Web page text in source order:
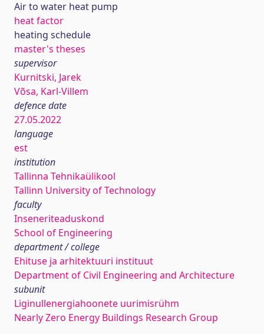
Air to water heat pump
heat factor
heating schedule
master's theses
supervisor
Kurnitski, Jarek
Võsa, Karl-Villem
defence date
27.05.2022
language
est
institution
Tallinna Tehnikaülikool
Tallinn University of Technology
faculty
Inseneriteaduskond
School of Engineering
department / college
Ehituse ja arhitektuuri instituut
Department of Civil Engineering and Architecture
subunit
Liginullenergiahoonete uurimisrühm
Nearly Zero Energy Buildings Research Group